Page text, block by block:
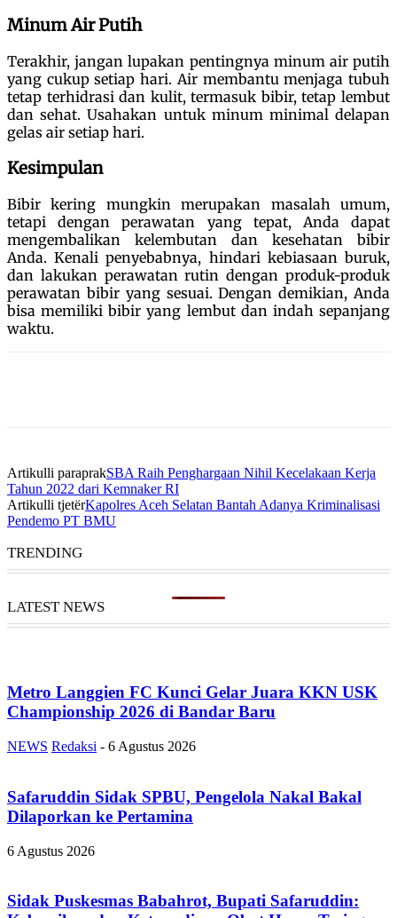
Minum Air Putih
Terakhir, jangan lupakan pentingnya minum air putih
yang cukup setiap hari. Air membantu menjaga tubuh
tetap terhidrasi dan kulit, termasuk bibir, tetap lembut
dan sehat. Usahakan untuk minum minimal delapan
gelas air setiap hari.
Kesimpulan
Bibir kering mungkin merupakan masalah umum,
tetapi dengan perawatan yang tepat, Anda dapat
mengembalikan kelembutan dan kesehatan bibir
Anda. Kenali penyebabnya, hindari kebiasaan buruk,
dan lakukan perawatan rutin dengan produk-produk
perawatan bibir yang sesuai. Dengan demikian, Anda
bisa memiliki bibir yang lembut dan indah sepanjang
waktu.
Artikulli paraprakSBA Raih Penghargaan Nihil Kecelakaan Kerja
Tahun 2022 dari Kemnaker RI
Artikulli tjetërKapolres Aceh Selatan Bantah Adanya Kriminalisasi
Pendemo PT BMU
TRENDING
LATEST NEWS
Metro Langgien FC Kunci Gelar Juara KKN USK
Championship 2026 di Bandar Baru
NEWS Redaksi - 6 Agustus 2026
Safaruddin Sidak SPBU, Pengelola Nakal Bakal
Dilaporkan ke Pertamina
6 Agustus 2026
Sidak Puskesmas Babahrot, Bupati Safaruddin: